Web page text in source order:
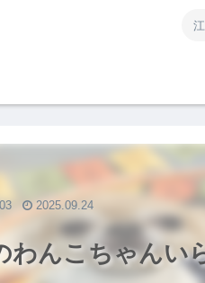
わんこちゃんい
2025.09.24